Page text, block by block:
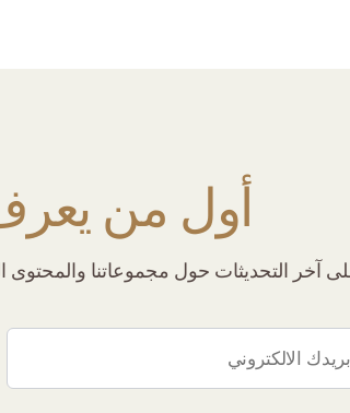
أول من
آخر التحديثات حول مجموعاتنا والمحتوى